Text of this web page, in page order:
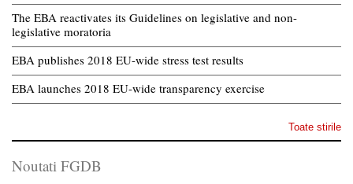
The EBA reactivates its Guidelines on legislative and non-
legislative moratoria
EBA publishes 2018 EU-wide stress test results
EBA launches 2018 EU-wide transparency exercise
Toate stirile
Noutati FGDB